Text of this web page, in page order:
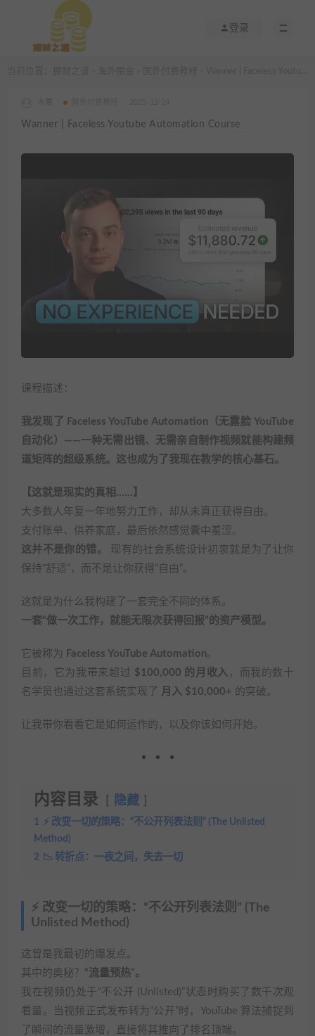
登录
Wanner | Faceless Youtube Automation Course
课程描述：
我发现了 Faceless YouTube Automation（无露脸 YouTube
自动化）——一种无需出镜、无需亲自制作视频就能构建频
道矩阵的超级系统。这也成为了我现在教学的核心基石。
【这就是现实的真相……】
大多数人年复一年地努力工作，却从未真正获得自由。
支付账单、供养家庭，最后依然感觉囊中羞涩。
这并不是你的错。
现有的社会系统设计初衷就是为了让你
保持“舒适”，而不是让你获得“自由”。
这就是为什么我构建了一套完全不同的体系。
一套“做一次工作，就能无限次获得回报”的资产模型。
它被称为 Faceless YouTube Automation。
目前，它为我带来超过 $100,000 的月收入 ，而我的数十
名学员也通过这套系统实现了 月入 $10,000+ 的突破。
让我带你看看它是如何运作的，以及你该如何开始。
内容目录 隐藏
1 ⚡ 改变一切的策略：“不公开列表法则” (The Unlisted
Method)
2
📉 转折点：一夜之间，失去一切
⚡ 改变一切的策略：“不公开列表法则” (The
Unlisted Method)
这曾是我最初的爆发点。
其中的奥秘？ “流量预热”。
我在视频仍处于“不公开 (Unlisted)”状态时购买了数千次观
看量。当视频正式发布转为“公开”时，YouTube 算法捕捉到
了瞬间的流量激增，直接将其推向了排名顶端。